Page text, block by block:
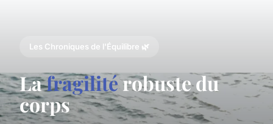
Les Chroniques de l'Équilibre 🌿
Lafragilitérobuste du
corps